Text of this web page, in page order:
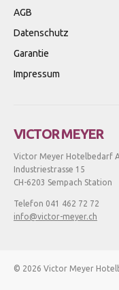
AGB
Datenschutz
Garantie
Impressum
VICTOR MEYER
Victor Meyer Hotelbedarf
Industriestrasse 15
CH-6203 Sempach Station
Telefon 041 462 72 72
info@victor-meyer.ch
© 2026 Victor Meyer